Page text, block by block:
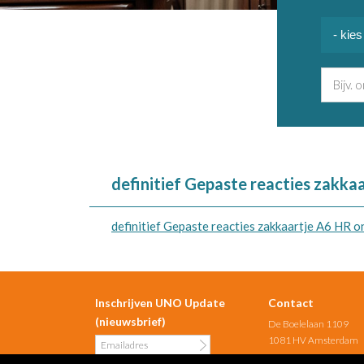
definitief Gepaste reacties
definitief Gepaste reacties zakkaartje A6 HR
Inschrijven UNO Update
(nieuwsbrief)
Contact
De Boelelaan 1109
1081 HV Amsterdam